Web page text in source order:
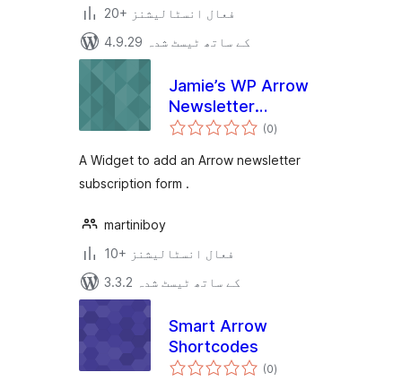
20+ فعال انسٹالیشنز
4.9.29 کے ساتھ ٹیسٹ شدہ
Jamie’s WP Arrow
Newsletter
Subscriber
(0مجموعی
درجہ
)
A Widget to add an Arrow newsletter
subscription form .
martiniboy
10+ فعال انسٹالیشنز
3.3.2 کے ساتھ ٹیسٹ شدہ
Smart Arrow
Shortcodes
(0مجموعی
درجہ
)